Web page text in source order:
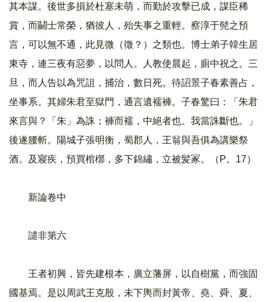
其本謀。後世多損於杜塞未萌，而勤於攻擊已成，謀臣稀
賞，而鬭士常榮，猶彼人，殆失事之重輕。察淳于髡之預
言，可以無不通，此見微（徵？）之類也。博士弟子韓生居
東寺，連三夜有惡夢，以問人。人教使晨起，廁中祝之。三
旦，而人告以為咒詛，捕治，數日死。待詔景子春素善占，
坐事系。其婦朱君至獄門，通言遺襦褲。子春驚曰：「朱君
來言與？「朱」為誅；褲而襦，中絕者也。我當誅斷也。」
後遂腰斬。陽城子張明衡，蜀郡人，王翁與吾俱為講樂祭
酒。及寢疾，預買棺槨，多下錦繡，立被髪冢。（P。17）
新論卷中
譴非第六
王者初興，皆先建根本，廣立藩屏，以自樹黨，而強固
國基焉。是以周武王克殷，未下輿而封黃帝、堯、舜、夏、